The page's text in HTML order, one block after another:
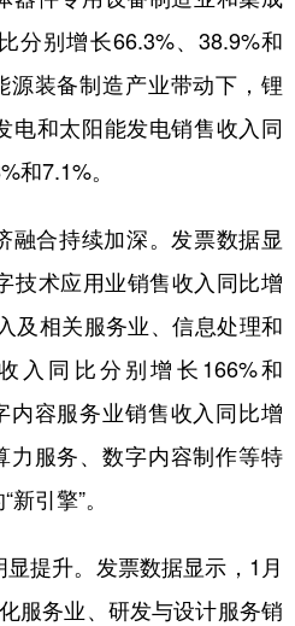
分别增长66.3%、38.9%和
源装备制造产业带动下，锂
电和太阳能发电销售收入同
和7.1%。
合持续加深。发票数据显
术应用业销售收入同比增
及相关服务业、信息处理和
入同比分别增长166%和
内容服务业销售收入同比增
力服务、数字内容制作等特
引擎”。
提升。发票数据显示，1月
服务业、研发与设计服务销